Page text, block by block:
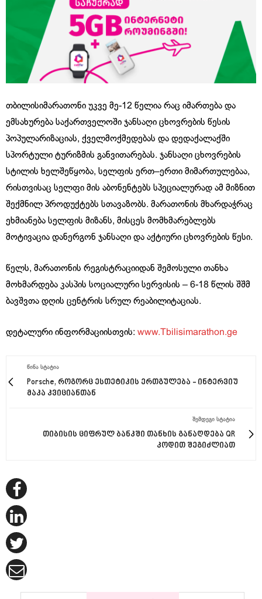
თბილისიმარათონი უკვე მე-12 წელია რაც იმართება და
ემსახურება საქართველოში ჯანსაღი ცხოვრების წესის
პოპულარიზაციას, ქველმოქმედებას და დედაქალაქში
სპორტული ტურიზმის განვითარებას. ჯანსაღი ცხოვრების
სტილის ხელშეწყობა, სელფის ერთ–ერთი მიმართულებაა,
რისთვისაც სელფი მის აბონენტებს სპეციალურად ამ მიზნით
შექმნილ პროდუქტებს სთავაზობს. მარათონის მხარდაჭრაც
ეხმიანება სელფის მიზანს, მისცეს მომხმარებლებს
მოტივაცია დანერგონ ჯანსაღი და აქტიური ცხოვრების წესი.
წელს, მარათონის რეგისტრაციიდან შემოსული თანხა
მოხმარდება კასპის სოციალური სერვისის – 6-18 წლის შშმ
ბავშვთა დღის ცენტრის სრულ რეაბილიტაციას.
დეტალური ინფორმაციისთვის: www.Tbilisimarathon.ge
ᲬᲘᲜᲐ ᲡᲢᲐᲢᲘᲐ
Porsche, როგორც ესთეტიკის ერთგულება - ინტერვიუ
მაკა კვიციანთან
ᲨᲔᲛᲓᲔᲒᲘ ᲡᲢᲐᲢᲘᲐ
თიბისის ციფრულ ბანკში თანხის განაღდება QR
კოდით შეგიძლიათ